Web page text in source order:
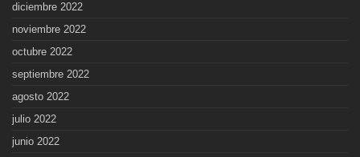
diciembre 2022
noviembre 2022
octubre 2022
septiembre 2022
agosto 2022
julio 2022
junio 2022